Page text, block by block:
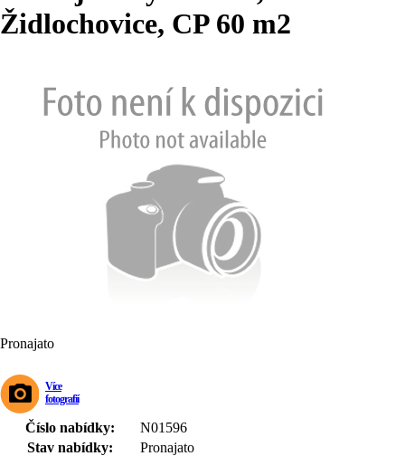
Židlochovice, CP 60 m2
Pronajato
Více
fotografií
Číslo nabídky:
N01596
Stav nabídky:
Pronajato